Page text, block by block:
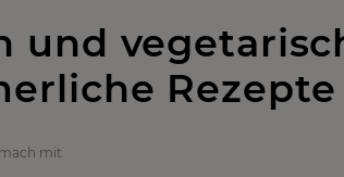
und
Rezepte
mit